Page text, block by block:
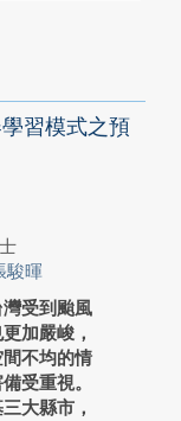
習模式之預
駿暉
受到颱風
加嚴峻，
不均的情
受重視。
大縣市，